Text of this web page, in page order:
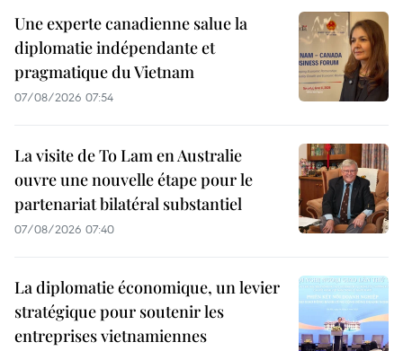
Une experte canadienne salue la
diplomatie indépendante et
pragmatique du Vietnam
07/08/2026 07:54
La visite de To Lam en Australie
ouvre une nouvelle étape pour le
partenariat bilatéral substantiel
07/08/2026 07:40
La diplomatie économique, un levier
stratégique pour soutenir les
entreprises vietnamiennes